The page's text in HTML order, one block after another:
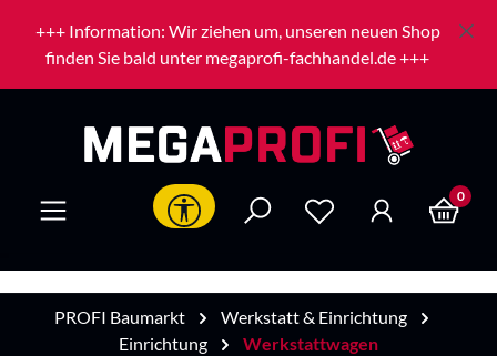
Zum Hauptinhalt springen
+++ Information: Wir ziehen um, unseren neuen Shop
finden Sie bald unter megaprofi-fachhandel.de +++
Werkzeugleiste anzeigen 0
PROFI Baumarkt
Werkstatt & Einrichtung
Einrichtung
Werkstattwagen